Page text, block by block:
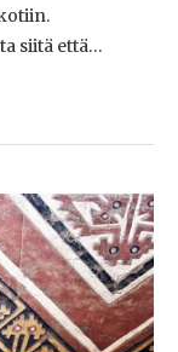
siitä että…